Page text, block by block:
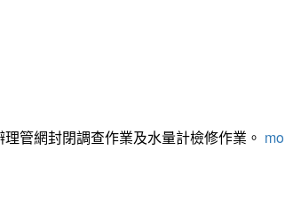
管網封閉調查作業及水量計檢修作業。